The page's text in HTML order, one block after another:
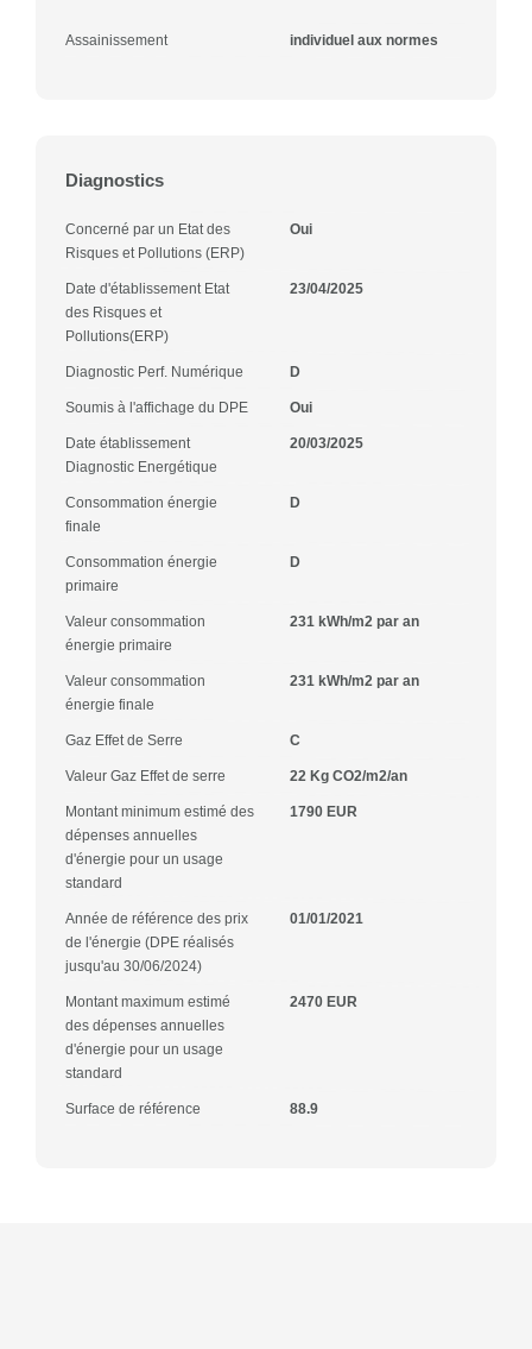
Assainissement individuel aux normes
Diagnostics
Concerné par un Etat des
Risques et Pollutions (ERP)
Oui
Date d'établissement Etat
des Risques et
Pollutions(ERP)
23/04/2025
Diagnostic Perf. Numérique D
Soumis à l'affichage du DPE Oui
Date établissement
Diagnostic Energétique
20/03/2025
Consommation énergie
finale
D
Consommation énergie
primaire
D
Valeur consommation
énergie primaire
231 kWh/m2 par an
Valeur consommation
énergie finale
231 kWh/m2 par an
Gaz Effet de Serre C
Valeur Gaz Effet de serre 22 Kg CO2/m2/an
Montant minimum estimé des
dépenses annuelles
d'énergie pour un usage
standard
1790 EUR
Année de référence des prix
de l'énergie (DPE réalisés
jusqu'au 30/06/2024)
01/01/2021
Montant maximum estimé
des dépenses annuelles
d'énergie pour un usage
standard
2470 EUR
Surface de référence 88.9